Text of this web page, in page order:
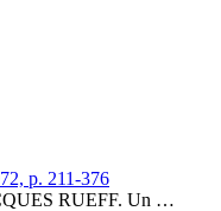
p. 211-376
RUEFF. Un …